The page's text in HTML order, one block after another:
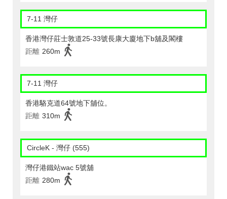
7-11 灣仔
香港灣仔莊士敦道25-33號長康大廈地下b舖及閣樓
距離 260m
7-11 灣仔
香港駱克道64號地下舖位。
距離 310m
CircleK - 灣仔 (555)
灣仔港鐵站wac 5號舖
距離 280m